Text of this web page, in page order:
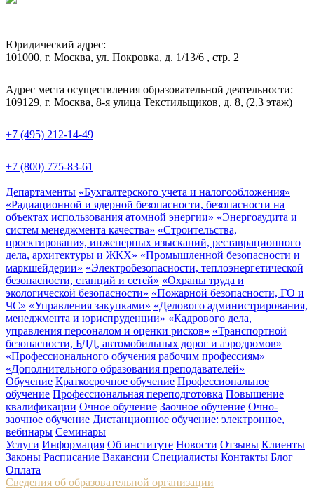
Юридический адрес:
101000, г. Москва, ул. Покровка, д. 1/13/6 , стр. 2
Адрес места осуществления образовательной деятельности:
109129, г. Москва, 8-я улица Текстильщиков, д. 8, (2,3 этаж)
+7 (495) 212-14-49
+7 (800) 775-83-61
Департаменты «Бухгалтерского учета и налогообложения»
«Радиационной и ядерной безопасности, безопасности на
объектах использования атомной энергии» «Энергоаудита и
систем менеджмента качества» «Строительства,
проектирования, инженерных изысканий, реставрационного
дела, архитектуры и ЖКХ» «Промышленной безопасности и
маркшейдерии» «Электробезопасности, теплоэнергетической
безопасности, станций и сетей» «Охраны труда и
экологической безопасности» «Пожарной безопасности, ГО и
ЧС» «Управления закупками» «Делового администрирования,
менеджмента и юриспруденции» «Кадрового дела,
управления персоналом и оценки рисков» «Транспортной
безопасности, БДД, автомобильных дорог и аэродромов»
«Профессионального обучения рабочим профессиям»
«Дополнительного образования преподавателей»
Обучение Краткосрочное обучение Профессиональное
обучение Профессиональная переподготовка Повышение
квалификации Очное обучение Заочное обучение Очно-
заочное обучение Дистанционное обучение: электронное,
вебинары Семинары
Услуги Информация Об институте Новости Отзывы Клиенты
Законы Расписание Вакансии Специалисты Контакты Блог
Оплата
Сведения об образовательной организации